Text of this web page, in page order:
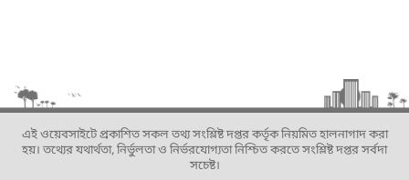
এই ওয়েবসাইটে প্রকাশিত সকল তথ্য সংশ্লিষ্ট দপ্তর কর্তৃক নিয়মিত হালনাগাদ করা
হয়। তথ্যের যথার্থতা, নির্ভুলতা ও নির্ভরযোগ্যতা নিশ্চিত করতে সংশ্লিষ্ট দপ্তর সর্বদা
সচেষ্ট।